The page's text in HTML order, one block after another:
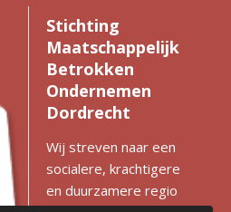
Stichting
Maatschappelijk
Betrokken
Ondernemen
Dordrecht
Wij streven naar een
socialere, krachtigere
en duurzamere regio